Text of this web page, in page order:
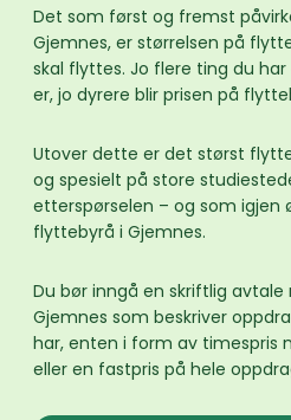
Det som først og fremst
Gjemnes, er størrelsen på
skal flyttes. Jo flere ting du
er, jo dyrere blir prisen på
Utover dette er det størst
og spesielt på store
etterspørselen – og som igjen
flyttebyrå i Gjemnes.
Du bør inngå en skriftlig
Gjemnes som beskriver
har, enten i form av timespris
eller en fastpris på hele